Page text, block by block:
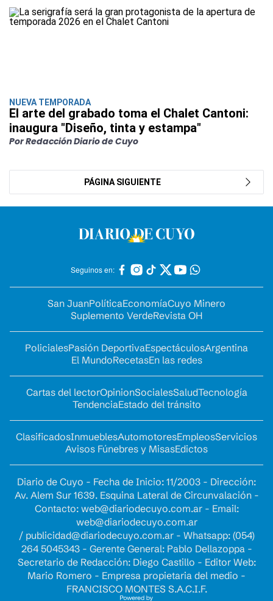
NUEVA TEMPORADA
El arte del grabado toma el Chalet Cantoni:
inaugura "Diseño, tinta y estampa"
Por Redacción Diario de Cuyo
PÁGINA SIGUIENTE
Seguinos en:
San JuanPolíticaEconomíaCuyo Minero
Suplemento VerdeRevista OH
PolicialesPasión DeportivaEspectáculosArgentina
El MundoRecetasEn las redes
Cartas del lectorOpinionSocialesSaludTecnología
TendenciaEstado del tránsito
ClasificadosInmueblesAutomotoresEmpleosServicios
Avisos Fúnebres y MisasEdictos
Diario de Cuyo - Fecha de Inicio: 11/2003 - Dirección:
Av. Alem Sur 1639. Esquina Lateral de Circunvalación -
Contacto: web@diariodecuyo.com.ar- Email:
web@diariodecuyo.com.ar
/ publicidad@diariodecuyo.com.ar- Whatsapp: (054)
264 5045343 - Gerente General: Pablo Dellazoppa -
Secretario de Redacción: Diego Castillo - Editor Web:
Mario Romero - Empresa propietaria del medio -
FRANCISCO MONTES S.A.C.I.F.